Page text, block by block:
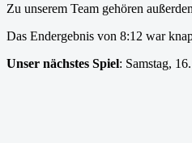
Zu unserem Team gehören
Das Endergebnis von 8:12 war
Unser nächstes Spiel: Samstag,